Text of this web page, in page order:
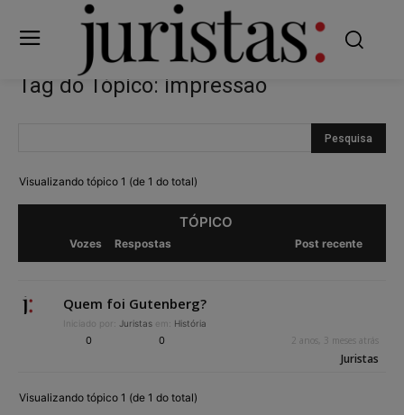
Tag do Tópico: impressão
Visualizando tópico 1 (de 1 do total)
TÓPICO
Vozes Respostas Post recente
Quem foi Gutenberg?
Iniciado por: Juristas em: História
0 0 2 anos, 3 meses atrás
Juristas
Visualizando tópico 1 (de 1 do total)